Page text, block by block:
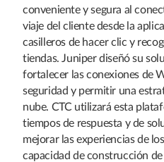
conveniente y segura al
viaje del cliente desde la
casilleros de hacer clic y
tiendas. Juniper diseñó su
fortalecer las conexiones de
seguridad y permitir una
nube. CTC utilizará esta
tiempos de respuesta y de
mejorar las experiencias de
capacidad de construcción